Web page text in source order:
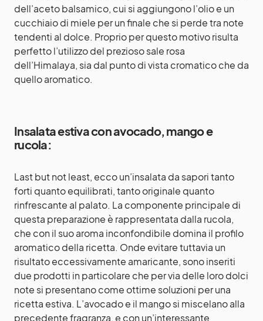
dell’aceto balsamico, cui si aggiungono l’olio e un
cucchiaio di miele per un finale che si perde tra note
tendenti al dolce. Proprio per questo motivo risulta
perfetto l’utilizzo del prezioso sale rosa
dell’Himalaya, sia dal punto di vista cromatico che da
quello aromatico.
Insalata estiva con avocado, mango e
rucola:
Last but not least, ecco un’insalata da sapori tanto
forti quanto equilibrati, tanto originale quanto
rinfrescante al palato. La componente principale di
questa preparazione è rappresentata dalla rucola,
che con il suo aroma inconfondibile domina il profilo
aromatico della ricetta. Onde evitare tuttavia un
risultato eccessivamente amaricante, sono inseriti
due prodotti in particolare che per via delle loro dolci
note si presentano come ottime soluzioni per una
ricetta estiva. L’avocado e il mangosi miscelano alla
precedente fragranza, e con un’interessante